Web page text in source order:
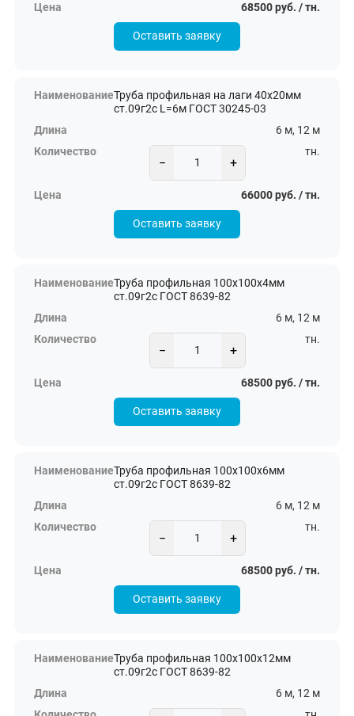
68500 руб. / тн.
Оставить заявку
Труба профильная на лаги 40х20мм
ст.09г2с L=6м ГОСТ 30245-03
6 м, 12 м
− +
тн.
66000 руб. / тн.
Оставить заявку
Труба профильная 100х100х4мм
ст.09г2с ГОСТ 8639-82
6 м, 12 м
− +
тн.
68500 руб. / тн.
Оставить заявку
Труба профильная 100х100х6мм
ст.09г2с ГОСТ 8639-82
6 м, 12 м
− +
тн.
68500 руб. / тн.
Оставить заявку
Труба профильная 100х100х12мм
ст.09г2с ГОСТ 8639-82
6 м, 12 м